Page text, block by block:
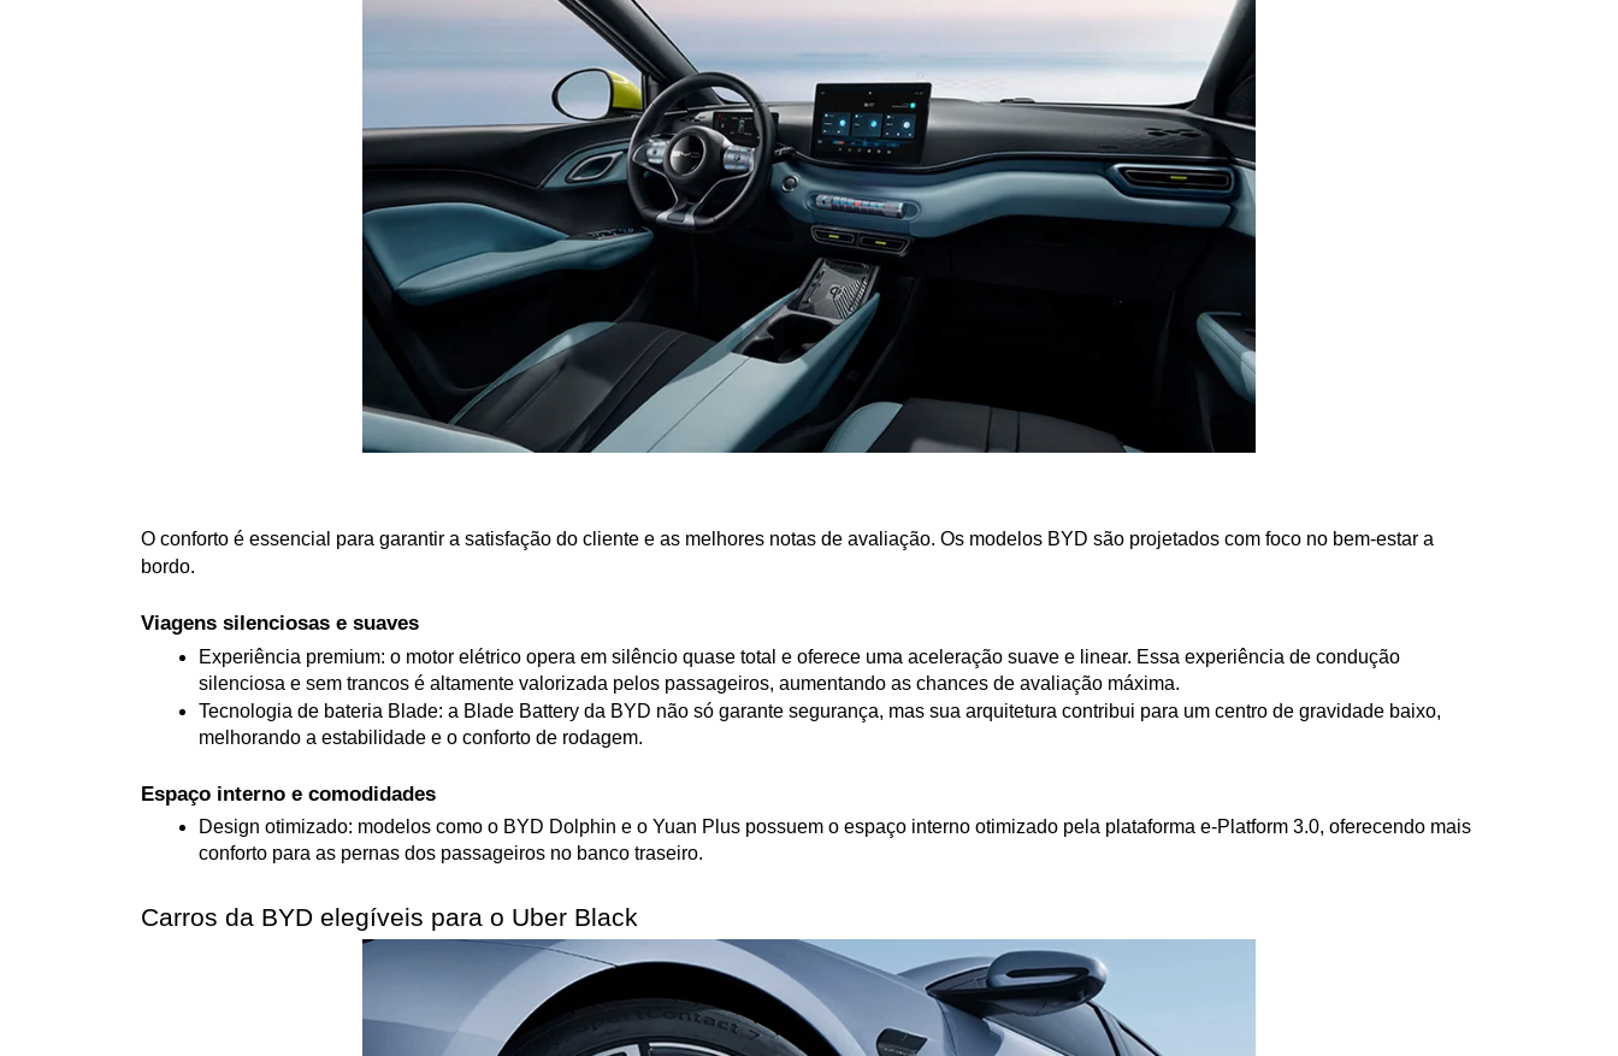
O conforto é essencial para garantir a satisfação do cliente e as melhores notas de avaliação. Os modelos BYD são projetados com foco no bem-estar a
bordo.
Viagens silenciosas e suaves
Experiência premium: o motor elétrico opera em silêncio quase total e oferece uma aceleração suave e linear. Essa experiência de condução
silenciosa e sem trancos é altamente valorizada pelos passageiros, aumentando as chances de avaliação máxima.
Tecnologia de bateria Blade: a Blade Battery da BYD não só garante segurança, mas sua arquitetura contribui para um centro de gravidade baixo,
melhorando a estabilidade e o conforto de rodagem.
Espaço interno e comodidades
Design otimizado: modelos como o BYD Dolphin e o Yuan Plus possuem o espaço interno otimizado pela plataforma e-Platform 3.0, oferecendo mais
conforto para as pernas dos passageiros no banco traseiro.